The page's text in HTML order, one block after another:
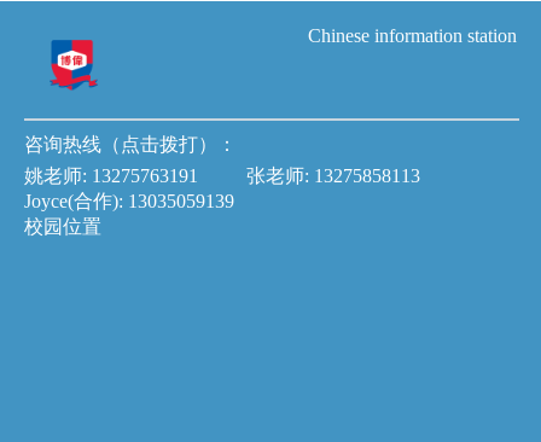
Chinese information station
咨询热线（点击拨打）：
姚老师: 13275763191 张老师: 13275858113
Joyce(合作): 13035059139
校园位置